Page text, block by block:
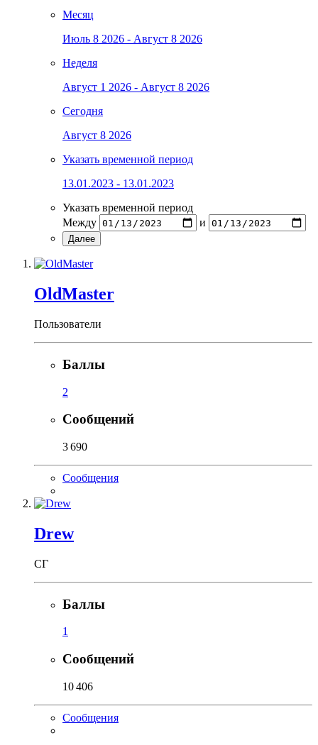
Месяц
Июль 8 2026 - Август 8 2026
Неделя
Август 1 2026 - Август 8 2026
Сегодня
Август 8 2026
Указать временной период
13.01.2023 - 13.01.2023
Указать временной период
Между
и
Далее
OldMaster
Пользователи
Баллы
2
Сообщений
3 690
Сообщения
Drew
СГ
Баллы
1
Сообщений
10 406
Сообщения